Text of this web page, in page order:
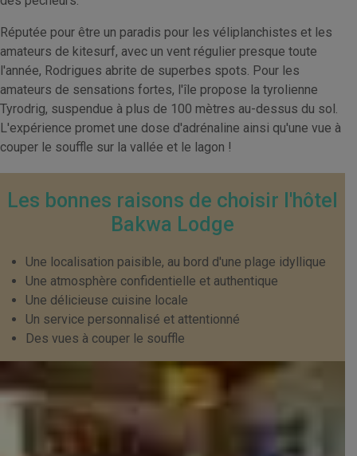
Réputée pour être un paradis pour les véliplanchistes et les
amateurs de kitesurf, avec un vent régulier presque toute
l'année, Rodrigues abrite de superbes spots. Pour les
amateurs de sensations fortes, l'île propose la tyrolienne
Tyrodrig, suspendue à plus de 100 mètres au-dessus du sol.
L'expérience promet une dose d'adrénaline ainsi qu'une vue à
couper le souffle sur la vallée et le lagon !
Les bonnes raisons de choisir l'hôtel
Bakwa Lodge
Une localisation paisible, au bord d'une plage idyllique
Une atmosphère confidentielle et authentique
Une délicieuse cuisine locale
Un service personnalisé et attentionné
Des vues à couper le souffle